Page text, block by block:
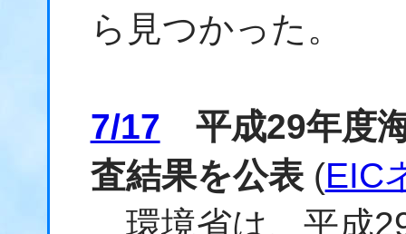
ら見つかった。
7/17 平成29年度
査結果を公表(EIC
環境省は、平成